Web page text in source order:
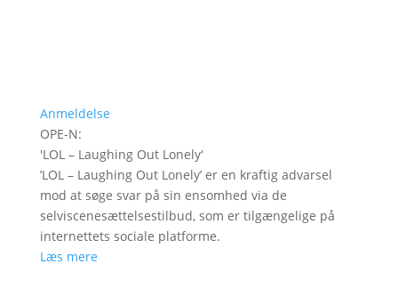
Anmeldelse
OPE-N:
'LOL – Laughing Out Lonely'
’LOL – Laughing Out Lonely’ er en kraftig advarsel
mod at søge svar på sin ensomhed via de
selviscenesættelsestilbud, som er tilgængelige på
internettets sociale platforme.
Læs mere